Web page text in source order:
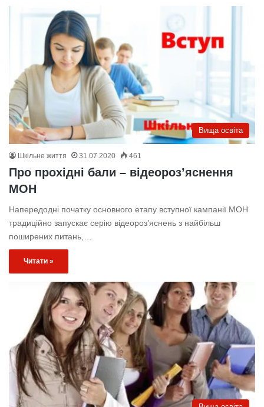
Вища освіта
Шкільне життя 31.07.2020 461
Про прохідні бали – відеороз’яснення
МОН
Напередодні початку основного етапу вступної кампанії МОН
традиційно запускає серію відеороз’яснень з найбільш
поширених питань,…
Читати »